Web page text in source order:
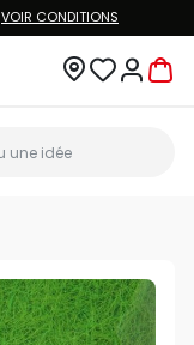
VOIR CONDITIONS